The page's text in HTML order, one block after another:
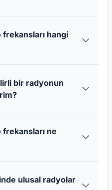
hangi
bir radyonun
ne
ulusal radyolar